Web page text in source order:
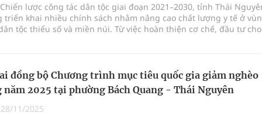
lược công tác dân tộc giai đoạn 2021–2030, tỉnh Thái
triển khai nhiều chính sách nhằm nâng cao chất lượng y tế ở
tộc thiểu số và miền núi. Từ việc hoàn thiện cơ chế, đầu tư
đồng bộ Chương trình mục tiêu quốc gia giảm nghèo
năm 2025 tại phường Bách Quang - Thái Nguyên
28/11/2025